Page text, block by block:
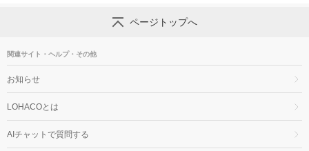
ページトップへ
関連サイト・ヘルプ・その他
お知らせ
LOHACOとは
AIチャットで質問する